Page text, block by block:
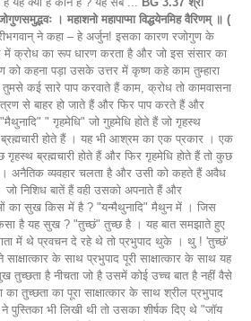
। महाशनो महापाप्मा विद्धयेनमिह वैरिणम् ॥ (
ने कहा – हे अर्जुन! इसका कारण रजोगुण के
में क्रोध का रूप धारण करता है और जो इस संसार का
को कहना पड़ा उसके उत्तर में कृष्ण कहे काम तुम्हारा
कई सारे पाप करवाते हैं काम, क्रोध तो कामवासना
से बाहर हो जाते हैं और फिर पाप करते हैं और
" गृहमेधि" जो गुहमेधि होते हैं जो गृहस्थ
होते हैं । यह भी आश्रम का एक प्रकार । एक
गृहस्थ ब्रह्मचारी होते हैं और फिर गृहमेधि होते हैं तो कुछ
। अनैतिक व्यवहार चलता है और उसी को कहते हैं अवैध
जो निशिध बातें हैं वही उसको अपनाते हैं और
का सुख किस में है ? "यन्मैथुनादि" मैथुन में । जिस
है यह सुख ? "तुच्छं" तुच्छ है । यह बात समझाते हुए
में थे प्रवचन दे रहे थे तो प्रभुपाद थुके । थु ! 'तुच्छं'
के साथ प्रभुपाद पूरी साक्षात्कार के साथ यह
तुच्छता है नीचता जो है उसमें कोई उच्च बात है नहीं वैसे
तुच्छता का पूरा साक्षात्कार के साथ श्रील प्रभुपाद
भी लिखी थी तो उसका शीर्षक दिए थे "जॉय